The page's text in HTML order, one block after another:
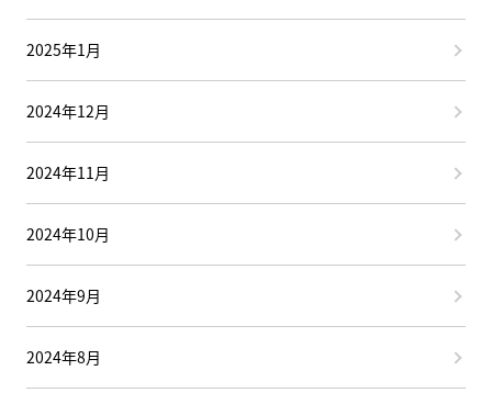
2025年1月
2024年12月
2024年11月
2024年10月
2024年9月
2024年8月